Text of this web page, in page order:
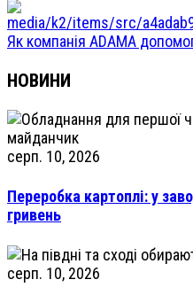
Як компанія ADAMA
НОВИНИ
серп. 10, 2026
Переробка картоплі: у
гривень
серп. 10, 2026